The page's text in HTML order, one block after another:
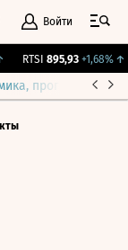
Войти
RTSI 895,93 +1,68%↑
прогнозы